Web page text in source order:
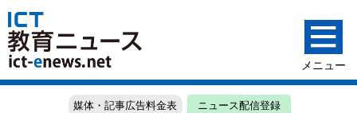
媒体・記事広告料金表 ニュース配信登録